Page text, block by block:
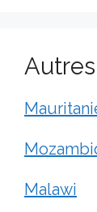
Malawi